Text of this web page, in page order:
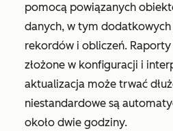
pomocą powiązanych
danych, w tym dodatkowych
rekordów i obliczeń.
złożone w konfiguracji i
aktualizacja może trwać
niestandardowe są
około dwie godziny.